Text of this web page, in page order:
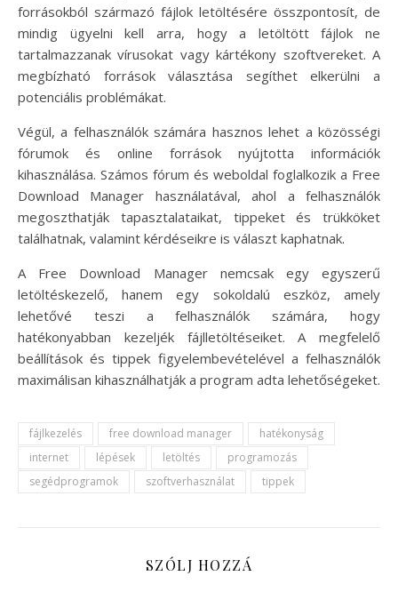
forrásokból származó fájlok letöltésére összpontosít, de
mindig ügyelni kell arra, hogy a letöltött fájlok ne
tartalmazzanak vírusokat vagy kártékony szoftvereket. A
megbízható források választása segíthet elkerülni a
potenciális problémákat.
Végül, a felhasználók számára hasznos lehet a közösségi
fórumok és online források nyújtotta információk
kihasználása. Számos fórum és weboldal foglalkozik a Free
Download Manager használatával, ahol a felhasználók
megoszthatják tapasztalataikat, tippeket és trükköket
találhatnak, valamint kérdéseikre is választ kaphatnak.
A Free Download Manager nemcsak egy egyszerű
letöltéskezelő, hanem egy sokoldalú eszköz, amely
lehetővé teszi a felhasználók számára, hogy
hatékonyabban kezeljék fájlletöltéseiket. A megfelelő
beállítások és tippek figyelembevételével a felhasználók
maximálisan kihasználhatják a program adta lehetőségeket.
fájlkezelés free download manager
hatékonyság
internet
lépések letöltés
programozás
segédprogramok
szoftverhasználat tippek
SZÓLJ HOZZÁ